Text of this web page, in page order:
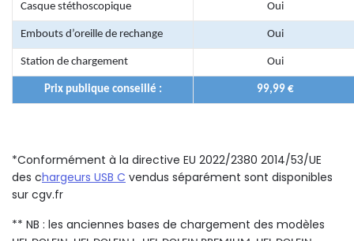
Casque stéthoscopique Oui
Embouts d’oreille de rechange Oui
Station de chargement Oui
Prix publique conseillé : 99,99 €
*Conformément à la directive EU 2022/2380 2014/53/UE
des chargeurs USB C vendus séparément sont disponibles
sur cgv.fr
** NB : les anciennes bases de chargement des modèles